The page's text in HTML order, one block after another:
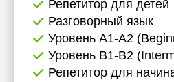
Репетитор для детей
Разговорный язык
Уровень А1-А2
Уровень B1-B2
Репетитор для